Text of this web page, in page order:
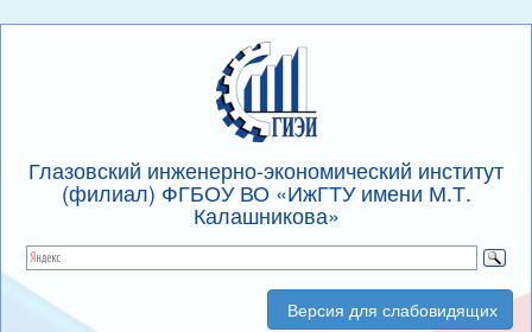
Глазовский инженерно-экономический институт
(филиал) ФГБОУ ВО «ИжГТУ имени М.Т.
Калашникова»
Версия для слабовидящих